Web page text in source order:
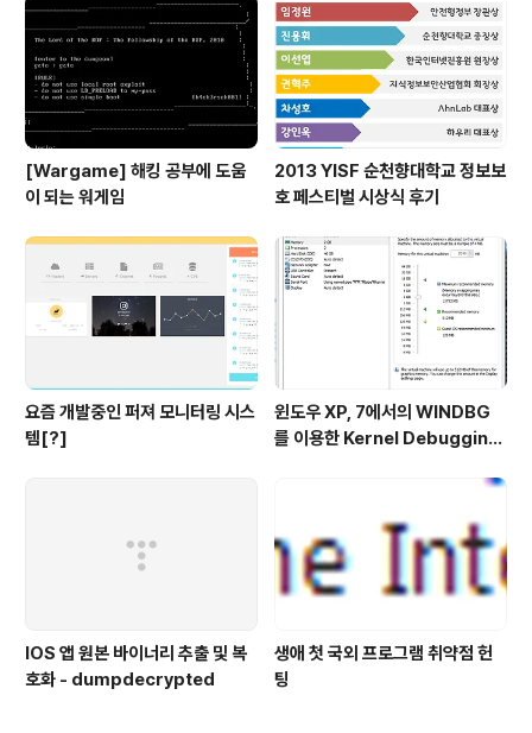
[Wargame] 해킹 공부에 도움
이 되는 워게임
2013 YISF 순천향대학교 정보보
호 페스티벌 시상식 후기
요즘 개발중인 퍼져 모니터링 시스
템[?]
윈도우 XP, 7에서의 WINDBG
를 이용한 Kernel Debugging
IOS 앱 원본 바이너리 추출 및 복
호화 - dumpdecrypted
생애 첫 국외 프로그램 취약점 헌
팅